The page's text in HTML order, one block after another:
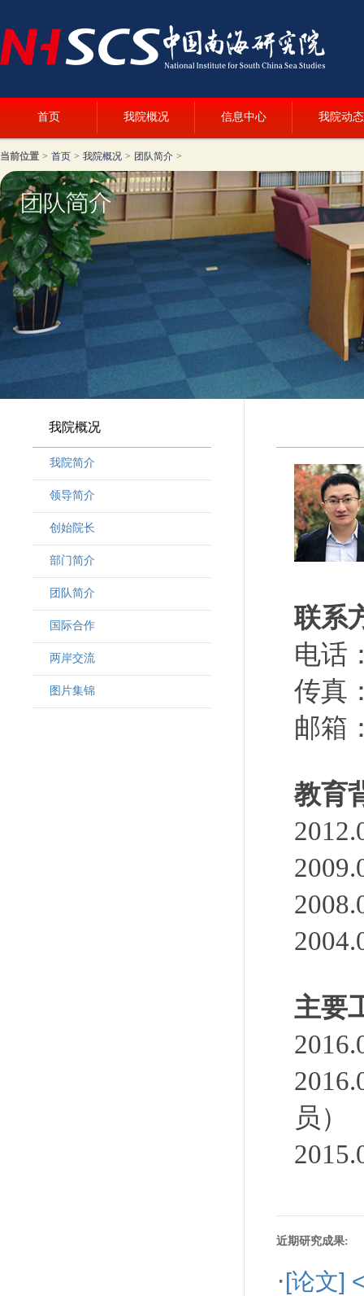
首页 我院概况 信息中心 我院动态
当前位置 > 首页 > 我院概况 > 团队简介 >
我院概况
我院简介
领导简介
· 韩晶磊副院长
· 周勇副院长
· 林勇新副院长
创始院长
部门简介
团队简介
· 客座教授
· 访问学者
国际合作
两岸交流
图片集锦
联系
电话
传真
邮箱
教育
主要
员）
近期研究成果:
·[论文]